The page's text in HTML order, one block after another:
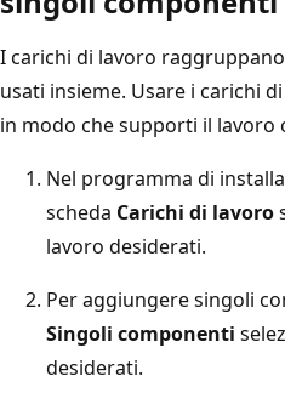
I carichi di lavoro
usati insieme. Usare i carichi
in modo che supporti il lavoro
Nel programma di
scheda Carichi di lavoro
lavoro desiderati.
Per aggiungere singoli
Singoli componenti
desiderati.